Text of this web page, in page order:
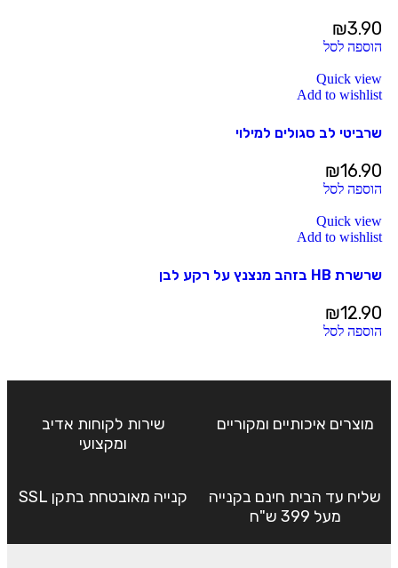
₪3.90
הוספה לסל
Quick view
Add to wishlist
שרביטי לב סגולים למילוי
₪16.90
הוספה לסל
Quick view
Add to wishlist
שרשרת HB בזהב מנצנץ על רקע לבן
₪12.90
הוספה לסל
מוצרים איכותיים ומקוריים
שירות לקוחות אדיב
ומקצועי
שליח עד הבית חינם בקנייה
מעל 399 ש"ח
קנייה מאובטחת בתקן SSL